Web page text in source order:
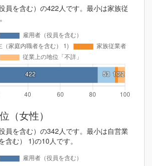
員を含む）の422人です。最小は家族従
（女性）
員を含む）の342人です。最小は自営業
含む） 1)の10人です。